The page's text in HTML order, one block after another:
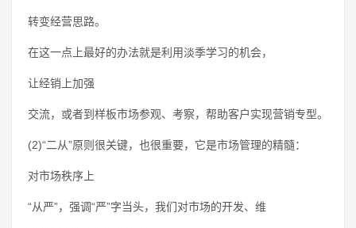
转变经营思路。
在这一点上最好的办法就是利用淡季学习的机会，
让经销上加强
交流，或者到样板市场参观、考察，帮助客户实现营销专型。
(2)“二从”原则很关键，也很重要，它是市场管理的精髓：
对市场秩序上
“从严”，强调“严”字当头，我们对市场的开发、维